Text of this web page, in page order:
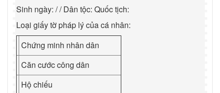
Sinh ngày: / / Dân tộc: Quốc tịch:
Loại giấy tờ pháp lý của cá nhân:
Chứng minh nhân dân
Căn cước công dân
Hộ chiếu